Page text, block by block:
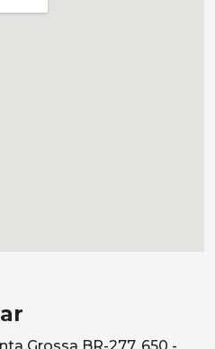
Grossa BR-277, 650 -